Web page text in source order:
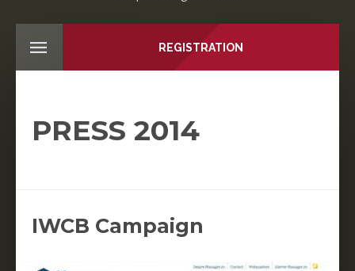
REGISTRATION
PRESS 2014
IWCB Campaign